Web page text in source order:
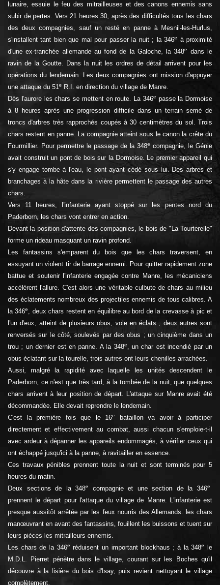
lunaire, essuie le feu des mitrailleuses et des canons ennemis sans
subir de pertes. Vers 21 heures 30, après des difficultés tous les chars
des deux compagnies, sauf un resté en panne à Mesnil-les-Hurlus,
s'installent tant bien que mal pour passer la nuit ; la 346e
à proximité
d'une ex-tranchée allemande au fond de la Galoche, la 348e
dans le
ravin de la Goutte. Dans la nuit les ordres de détail arrivent pour les
opérations du lendemain. Les deux compagnies ont mission d'appuyer
une attaque du 51e
R.I. en direction du village de Manre.
Dès l'aurore les chars se mettent en route. La 346e passe la Dormoise
à 8 heures après une progression difficile dans un terrain semé de
troncs d'arbres très rapprochés coupés à 30 centimètres du sol. Trois
chars restent en panne. La compagnie atteint sous le canon la crête du
Fourmillier. Pour permettre le passage de la 348e compagnie, le Génie
avait construit un pont de bois sur la Dormoise. Le premier appareil qui
s'y engage tombe à l'eau, le pont ayant cédé sous lui. Des arbres et
branchages à la hâte dans la rivière permettent le passage des autres
chars.
Vers 11 heures, l'infanterie ayant stoppé sur les pentes nord du
Paderborn, les chars vont entrer en action.
Devant la position d'attente des compagnies, le bois de "La Tourterelle"
forme un rideau masquant un ravin profond.
Les fantassins s'emparent du bois que les chars traversent, en
essuyant un violent tir de barrage ennemi. Pour quitter rapidement zone
battue et soutenir l'infanterie engagée contre Manre, les mécaniciens
accélèrent l'allure. C'est alors une véritable culbute de chars au milieu
des éclatements nombreux des projectiles ennemis de tous calibres. A
la 346e, deux chars restent en équilibre au bord de la crevasse à pic et
l'un d'eux, atteint de plusieurs obus, vole en éclats ; deux autres sont
renversés sur le côté, soulevés par des obus ; un cinquième dans un
trou ; un dernier est en panne. A la 348e, un char est incendié par un
obus éclatant sur la tourelle, trois autres ont leurs chenilles arrachées.
Aussi, malgré la rapidité avec laquelle les unités descendent le
Paderborn, ce n'est que très tard, à la tombée de la nuit, que quelques
chars arrivent à leur position de départ. L'attaque sur Manre avait été
décommandée. Elle devait reprendre le lendemain.
C'est la première fois que le 16e
bataillon va avoir à participer
directement et effectivement au combat, aussi chacun s'emploie-t-il
avec ardeur à dépanner les appareils endommagés, à vérifier ceux qui
ont échappé jusqu'ici à la panne, à ravitailler en essence.
Ces travaux pénibles prennent toute la nuit et sont terminés pour 5
heures du matin.
Deux sections de la 348e compagnie et une section de la 346e
prennent le départ pour l'attaque du village de Manre. L'infanterie est
presque aussitôt arrêtée par les feux nourris des Allemands. les chars
manœuvrant en avant des fantassins, fouillent les buissons et tuent sur
leurs pièces les mitrailleurs ennemis.
Les chars de la 346e réduisent un important blockhaus ; à la 348e
le
M.D.L. Pierret pénètre dans le village, courant sur les Boches qu'il
découvre à la lisière du bois d'Isay, puis revient nettoyant le village
complètement.